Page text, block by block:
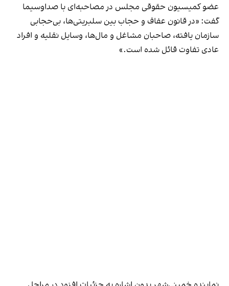
عضو کمیسیون حقوقی مجلس در مصاحبه‌ای با صداوسیما
گفت: «در قانون عفاف و حجاب بین سلبریتی‌ها، بی‎‌حجابی
سازمان یافته، صاحبان مشاغل و مال‌ها، وسایل نقلیه و افراد
عادی تفاوت قائل شده است.»